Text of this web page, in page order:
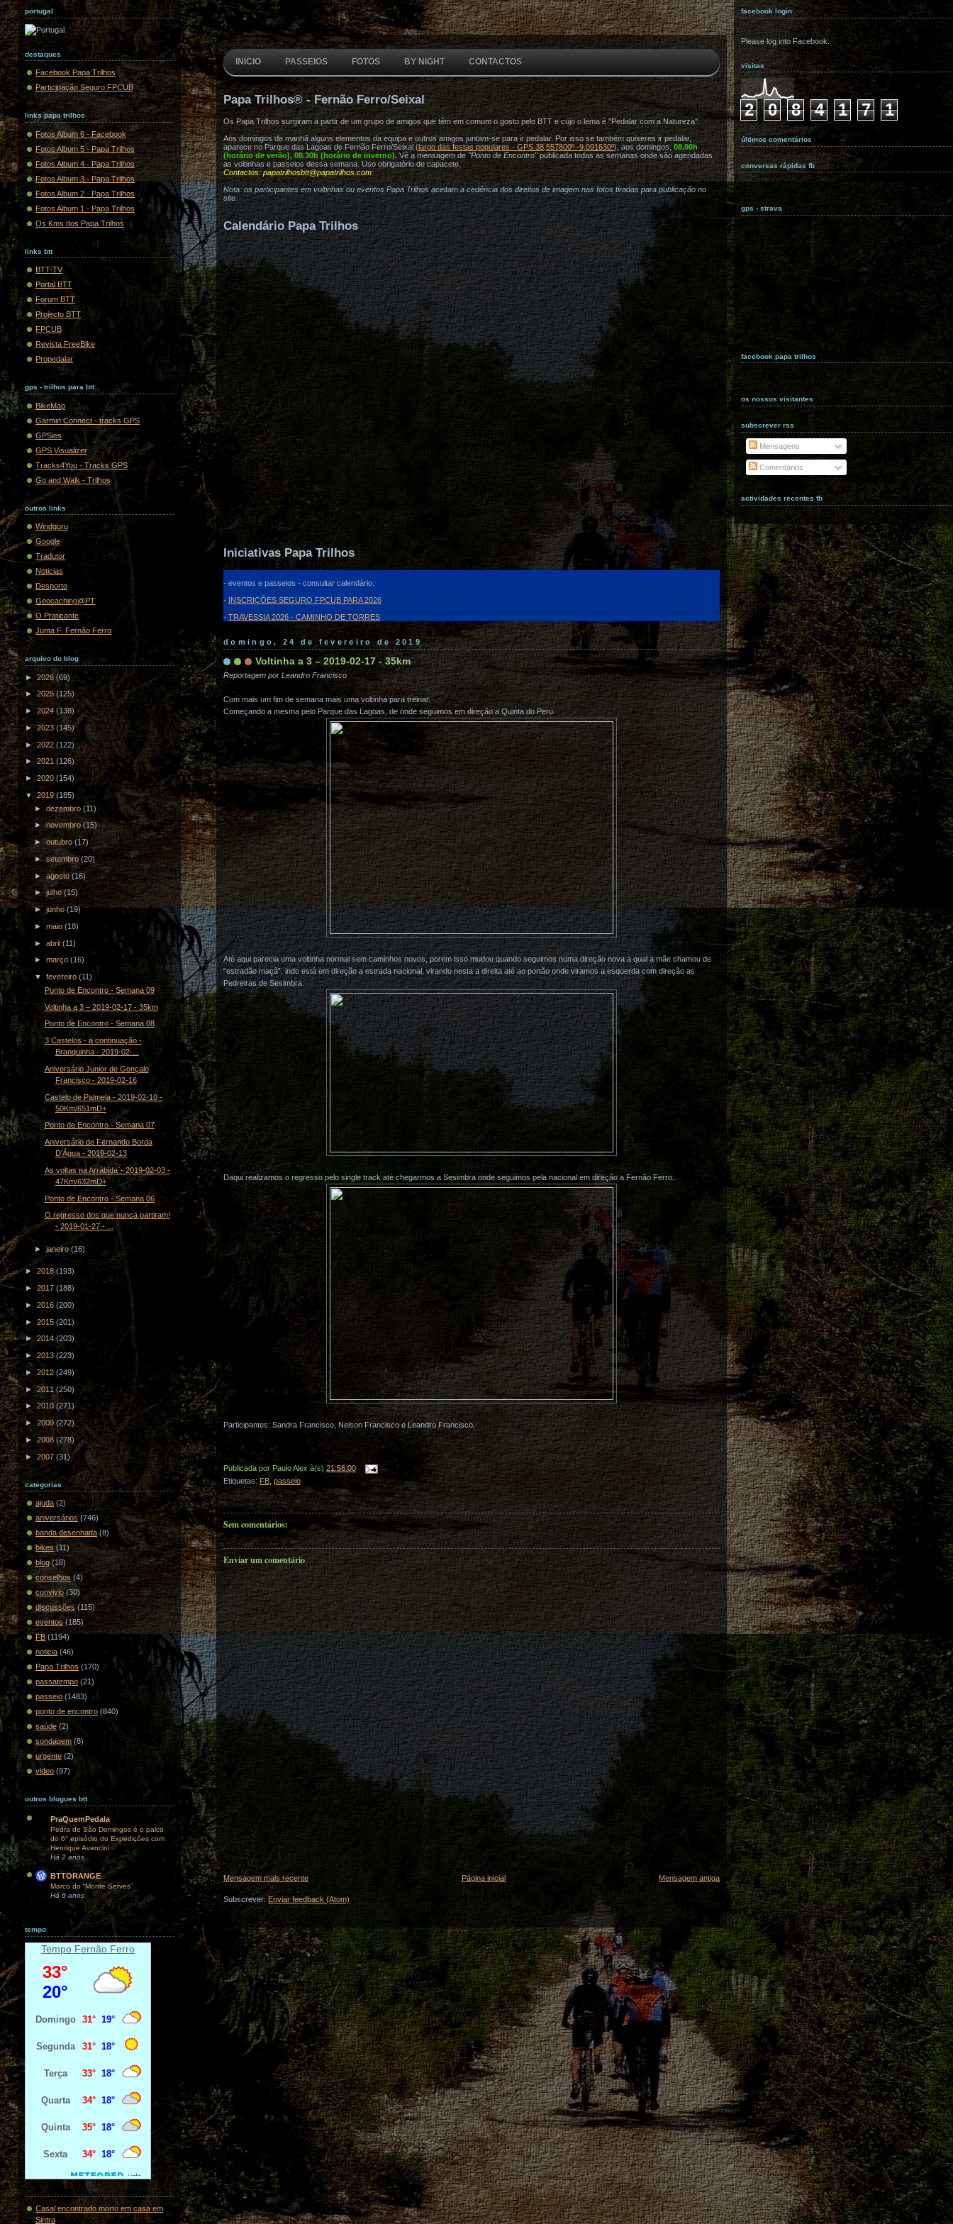
portugal
destaques
Facebook Papa Trilhos
Participação Seguro FPCUB
links papa trilhos
Fotos Album 6 - Facebook
Fotos Album 5 - Papa Trilhos
Fotos Album 4 - Papa Trilhos
Fotos Album 3 - Papa Trilhos
Fotos Album 2 - Papa Trilhos
Fotos Album 1 - Papa Trilhos
Os Kms dos Papa Trilhos
links btt
BTT-TV
Portal BTT
Forum BTT
Projecto BTT
FPCUB
Revista FreeBike
Propedalar
gps - trilhos para btt
BikeMap
Garmin Connect - tracks GPS
GPSies
GPS Visualizer
Tracks4You - Tracks GPS
Go and Walk - Trilhos
outros links
Windguru
Google
Tradutor
Noticias
Desporto
Geocaching@PT
O Praticante
Junta F. Fernão Ferro
arquivo do blog
►2026 (69)
► 2025 (125)
► 2024 (138)
► 2023 (145)
► 2022 (122)
► 2021 (126)
► 2020 (154)
▼ 2019 (185)
►dezembro(11)
►novembro(15)
►outubro(17)
►setembro(20)
►agosto(16)
►julho(15)
►junho(19)
►maio(18)
►abril(11)
►março(16)
▼fevereiro(11)
Ponto de Encontro - Semana 09
Voltinha a 3 – 2019-02-17 - 35km
Ponto de Encontro - Semana 08
3 Castelos - a continuação -
Branquinha - 2019-02-...
Aniversário Junior de Gonçalo
Francisco - 2019-02-16
Castelo de Palmela - 2019-02-10 -
50Km/651mD+
Ponto de Encontro - Semana 07
Aniversário de Fernando Borda
D'Água - 2019-02-13
As voltas na Arrábida`- 2019-02-03 -
47Km/632mD+
Ponto de Encontro - Semana 06
O regresso dos que nunca partiram!
- 2019-01-27 - ...
►janeiro(16)
► 2018(193)
► 2017 (188)
► 2016 (200)
► 2015 (201)
► 2014 (203)
► 2013 (223)
► 2012 (249)
► 2011 (250)
► 2010 (271)
► 2009 (272)
►2008 (278)
► 2007 (31)
categorias
ajuda (2)
aniversários (746)
banda desenhada (8)
bikes (11)
blog (16)
conselhos (4)
convivio (30)
discussões (115)
eventos (185)
FB (1194)
noticia (46)
Papa Trilhos (170)
passatempo (21)
passeio (1483)
ponto de encontro (840)
saúde (2)
sondagem (8)
urgente (2)
video (97)
outros blogues btt
PraQuemPedala
Pedra de São Domingos é o palco
do 6° episódio do Expedições com
Henrique Avancini
Há 2 anos
BTTORANGE
Marco do “Monte Serves”
Há 6 anos
tempo
Tempo Fernão Ferro
Casal encontrado morto em casa em
Sintra
INICIO PASSEIOS FOTOS BY NIGHT CONTACTOS
Papa Trilhos® - Fernão Ferro/Seixal
Os Papa Trilhos surgiram a partir de um grupo de amigos que têm em comum o gosto pelo BTT e cujo o lema é "Pedalar com a Natureza".
Aos domingos de manhã alguns elementos da equipa e outros amigos juntam-se para ir pedalar. Por isso se também quiseres ir pedalar,
aparece no Parque das Lagoas de Fernão Ferro/Seixal (largo das festas populares - GPS 38,557800º -9,091630º), aos domingos,08.00h
(horário de verão), 08.30h (horário de inverno).Vê a mensagem de"Ponto de Encontro"publicada todas as semanas onde são agendadas
as voltinhas e passeios dessa semana. Uso obrigatório de capacete.
Contactos: papatrilhosbtt@papatrilhos.com
Nota: os participantes em voltinhas ou eventos Papa Trilhos aceitam a cedência dos direitos de imagem nas fotos tiradas para publicação no
site.
Calendário Papa Trilhos
Iniciativas Papa Trilhos
- eventos e passeios - consultar calendário.
- INSCRIÇÕES SEGURO FPCUB PARA 2026
- TRAVESSIA 2026 - CAMINHO DE TORRES
domingo, 24 de fevereiro de 2019
Voltinha a 3 – 2019-02-17 - 35km
Reportagem por Leandro Francisco
Com mais um fim de semana mais uma voltinha para treinar.
Começando a mesma pelo Parque das Lagoas, de onde seguimos em direção a Quinta do Peru.
Até aqui parecia uma voltinha normal sem caminhos novos, porem isso mudou quando seguimos numa direção nova a qual a mãe chamou de
“estradão maçã”, indo está em direção a estrada nacional, virando nesta a direita até ao portão onde viramos a esquerda com direção as
Pedreiras de Sesimbra.
Daqui realizamos o regresso pelo single track até chegarmos a Sesimbra onde seguimos pela nacional em direção a Fernão Ferro.
Participantes: Sandra Francisco, Nelson Francisco e Leandro Francisco.
Publicada por Paulo Alex à(s) 21:56:00
Etiquetas: FB passeio
Sem comentários:
Enviar um comentário
Mensagem mais recente Mensagem antiga
Página inicial
Subscrever: Enviar feedback (Atom)
facebook login
Please log into Facebook.
visitas
2 0 8 4 1 7 1
últimos comentários
conversas rápidas fb
gps - strava
facebook papa trilhos
os nossos visitantes
subscrever rss
Mensagens
Comentários
actividades recentes fb